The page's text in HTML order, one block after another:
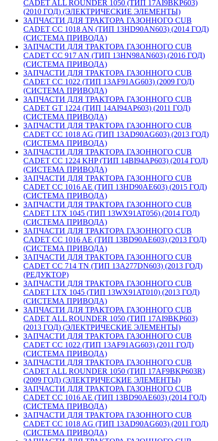
CADET ALL ROUNDER 1050 (ТИП 17AI9BKP603)
(2010 ГОД) (ЭЛЕКТРИЧЕСКИЕ ЭЛЕМЕНТЫ)
ЗАПЧАСТИ ДЛЯ ТРАКТОРА ГАЗОННОГО CUB
CADET CC 1018 AN (ТИП 13HD90AN603) (2014 ГОД)
(СИСТЕМА ПРИВОДА)
ЗАПЧАСТИ ДЛЯ ТРАКТОРА ГАЗОННОГО CUB
CADET CC 917 AN (ТИП 13HN98AN603) (2016 ГОД)
(СИСТЕМА ПРИВОДА)
ЗАПЧАСТИ ДЛЯ ТРАКТОРА ГАЗОННОГО CUB
CADET CC 1022 (ТИП 13AF91AG603) (2009 ГОД)
(СИСТЕМА ПРИВОДА)
ЗАПЧАСТИ ДЛЯ ТРАКТОРА ГАЗОННОГО CUB
CADET GT 1224 (ТИП 14AI94AP603) (2011 ГОД)
(СИСТЕМА ПРИВОДА)
ЗАПЧАСТИ ДЛЯ ТРАКТОРА ГАЗОННОГО CUB
CADET CC 1018 AG (ТИП 13AD90AG603) (2013 ГОД)
(СИСТЕМА ПРИВОДА)
ЗАПЧАСТИ ДЛЯ ТРАКТОРА ГАЗОННОГО CUB
CADET CC 1224 KHP (ТИП 14BI94AP603) (2014 ГОД)
(СИСТЕМА ПРИВОДА)
ЗАПЧАСТИ ДЛЯ ТРАКТОРА ГАЗОННОГО CUB
CADET CC 1016 AE (ТИП 13HD90AE603) (2015 ГОД)
(СИСТЕМА ПРИВОДА)
ЗАПЧАСТИ ДЛЯ ТРАКТОРА ГАЗОННОГО CUB
CADET LTX 1045 (ТИП 13WX91AT056) (2014 ГОД)
(СИСТЕМА ПРИВОДА)
ЗАПЧАСТИ ДЛЯ ТРАКТОРА ГАЗОННОГО CUB
CADET CC 1016 AE (ТИП 13BD90AE603) (2013 ГОД)
(СИСТЕМА ПРИВОДА)
ЗАПЧАСТИ ДЛЯ ТРАКТОРА ГАЗОННОГО CUB
CADET CC 714 TN (ТИП 13A277DN603) (2013 ГОД)
(РЕДУКТОР)
ЗАПЧАСТИ ДЛЯ ТРАКТОРА ГАЗОННОГО CUB
CADET LTX 1045 (ТИП 13WX91AT010) (2013 ГОД)
(СИСТЕМА ПРИВОДА)
ЗАПЧАСТИ ДЛЯ ТРАКТОРА ГАЗОННОГО CUB
CADET ALL ROUNDER 1050 (ТИП 17AI9BKP603)
(2013 ГОД) (ЭЛЕКТРИЧЕСКИЕ ЭЛЕМЕНТЫ)
ЗАПЧАСТИ ДЛЯ ТРАКТОРА ГАЗОННОГО CUB
CADET CC 1022 (ТИП 13AF91AG603) (2011 ГОД)
(СИСТЕМА ПРИВОДА)
ЗАПЧАСТИ ДЛЯ ТРАКТОРА ГАЗОННОГО CUB
CADET ALL ROUNDER 1050 (ТИП 17AF9BKP603R)
(2009 ГОД) (ЭЛЕКТРИЧЕСКИЕ ЭЛЕМЕНТЫ)
ЗАПЧАСТИ ДЛЯ ТРАКТОРА ГАЗОННОГО CUB
CADET CC 1016 AE (ТИП 13BD90AE603) (2014 ГОД)
(СИСТЕМА ПРИВОДА)
ЗАПЧАСТИ ДЛЯ ТРАКТОРА ГАЗОННОГО CUB
CADET CC 1018 AG (ТИП 13AD90AG603) (2011 ГОД)
(СИСТЕМА ПРИВОДА)